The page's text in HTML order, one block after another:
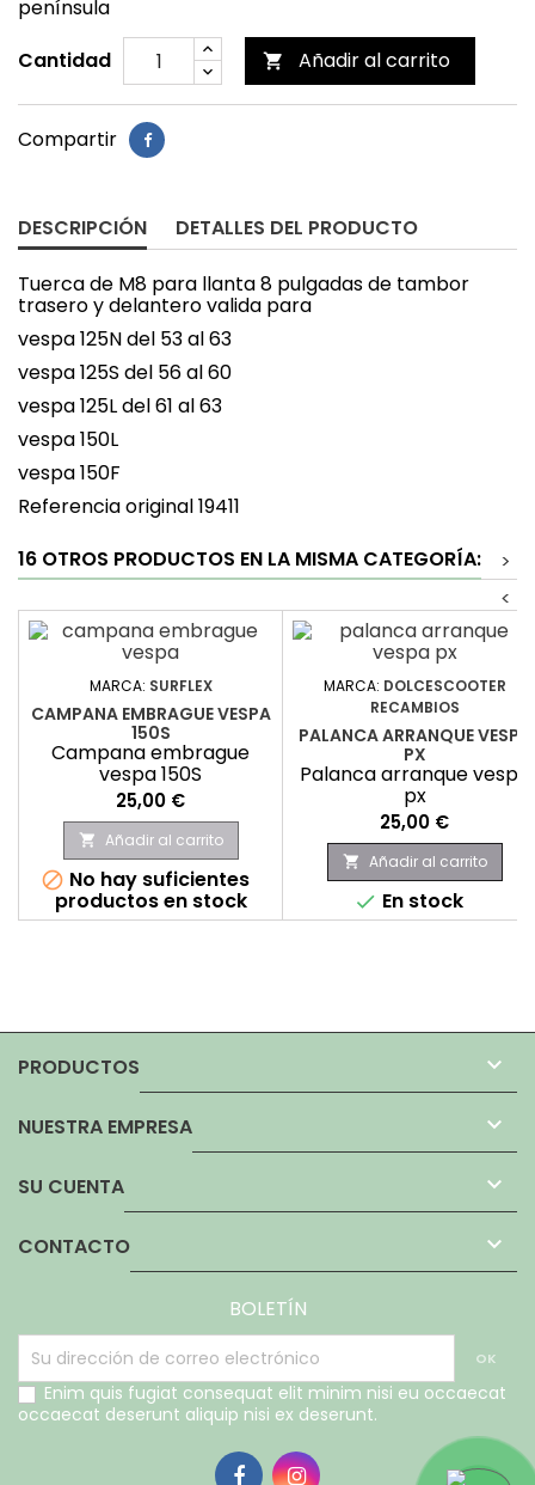
península
Cantidad
 Añadir al carrito
Compartir
DESCRIPCIÓN DETALLES DEL PRODUCTO
Tuerca de M8 para llanta 8 pulgadas de tambor
trasero y delantero valida para
vespa 125N del 53 al 63
vespa 125S del 56 al 60
vespa 125L del 61 al 63
vespa 150L
vespa 150F
Referencia original 19411
16 OTROS PRODUCTOS EN LA MISMA CATEGORÍA:
>
<
MARCA: SURFLEX
CAMPANA EMBRAGUE VESPA
150S
Campana embrague
vespa 150S
Precio
25,00 €
 Añadir al carrito
 No hay suficientes
productos en stock
MARCA: DOLCESCOOTER
RECAMBIOS
PALANCA ARRANQUE VESPA
PX
Palanca arranque vespa
px
Precio
25,00 €
 Añadir al carrito
 En stock
PRODUCTOS 
NUESTRA EMPRESA 
SU CUENTA 
CONTACTO 
BOLETÍN
Enim quis fugiat consequat elit minim nisi eu occaecat
occaecat deserunt aliquip nisi ex deserunt.